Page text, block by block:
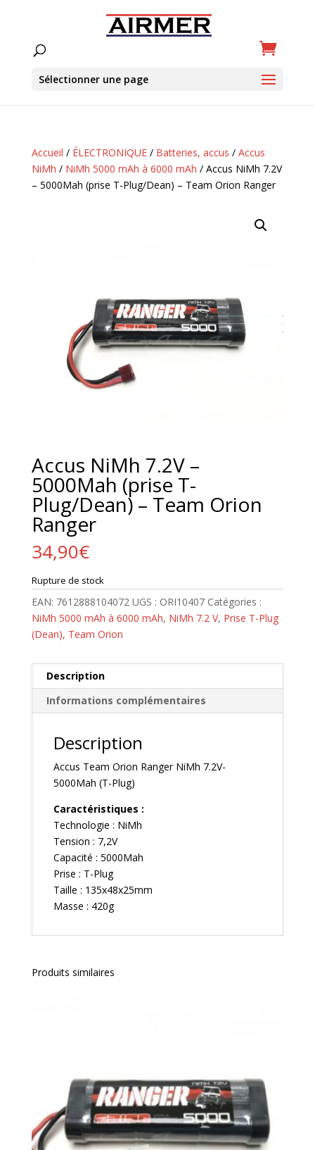
Sélectionner une page
Accueil / ÉLECTRONIQUE/ Batteries, accus / Accus
NiMh / NiMh 5000 mAh à 6000 mAh / Accus NiMh 7.2V
– 5000Mah (prise T-Plug/Dean) – Team Orion Ranger
Accus NiMh 7.2V –
5000Mah (prise T-
Plug/Dean) – Team Orion
Ranger
34,90€
Rupture de stock
EAN: 7612888104072 UGS : ORI10407 Catégories :
NiMh 5000 mAh à 6000 mAh, NiMh 7.2 V, Prise T-Plug
(Dean), Team Orion
Description
Informations complémentaires
Description
Accus Team Orion Ranger NiMh 7.2V-
5000Mah (T-Plug)
Caractéristiques :
Technologie : NiMh
Tension : 7,2V
Capacité : 5000Mah
Prise : T-Plug
Taille : 135x48x25mm
Masse : 420g
Produits similaires